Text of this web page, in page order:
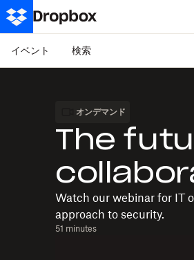
イベント 検索
オンデマンド
The
Watch our webinar for IT
approach to security.
51 minutes